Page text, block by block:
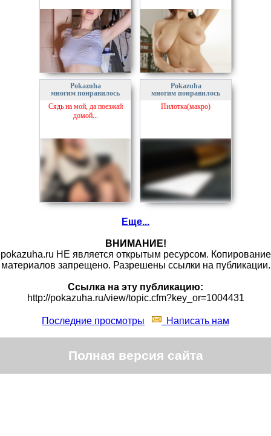
Pokazuha
многим понравилось
Сядь на мой, да поезжай
домой...
Pokazuha
многим понравилось
Пилотка(макро)
Еще...
ВНИМАНИЕ!
pokazuha.ru НЕ является открытым ресурсом. Копирование
материалов запрещено. Разрешены ссылки на публикации.
Ссылка на эту публикацию:
http://pokazuha.ru/view/topic.cfm?key_or=1004431
Последние просмотры Написать нам
Полная версия сайта